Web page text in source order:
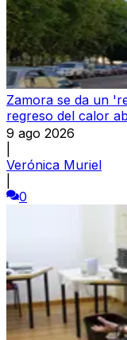
Zamora se da un
regreso del calor
9 ago 2026
Verónica Muriel
0